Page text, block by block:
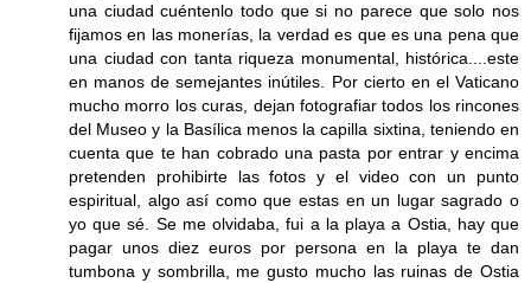
una ciudad cuéntenlo todo que si no parece que solo nos
fijamos en las monerías, la verdad es que es una pena que
una ciudad con tanta riqueza monumental, histórica....este
en manos de semejantes inútiles. Por cierto en el Vaticano
mucho morro los curas, dejan fotografiar todos los rincones
del Museo y la Basílica menos la capilla sixtina, teniendo en
cuenta que te han cobrado una pasta por entrar y encima
pretenden prohibirte las fotos y el video con un punto
espiritual, algo así como que estas en un lugar sagrado o
yo que sé. Se me olvidaba, fui a la playa a Ostia, hay que
pagar unos diez euros por persona en la playa te dan
tumbona y sombrilla, me gusto mucho las ruinas de Ostia